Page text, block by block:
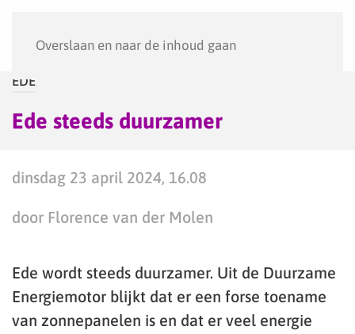
Overslaan en naar de inhoud gaan
EDE
Ede steeds duurzamer
dinsdag 23 april 2024, 16.08
door Florence van der Molen
Ede wordt steeds duurzamer. Uit de Duurzame
Energiemotor blijkt dat er een forse toename
van zonnepanelen is en dat er veel energie